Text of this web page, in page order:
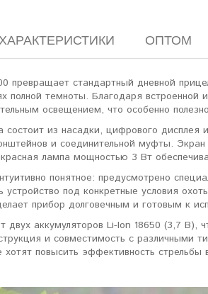
ОПТОМ
превращает стандартный дневной
полной темноты. Благодаря
освещением, что особенно
состоит из насадки, цифрового
и соединительной муфты.
лампа мощностью 3 Вт
понятное: предусмотрено
устройство под конкретные условия
прибор долговечным и готовым к
двух аккумуляторов Li-Ion 18650 (3,7
и совместимость с
хотят повысить эффективность стрельбы